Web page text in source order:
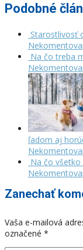
Podobné
Starostlivosť
Na čo treba
ľadom aj
Na čo všetko
Zanechať
Vaša e-mailová
označené *